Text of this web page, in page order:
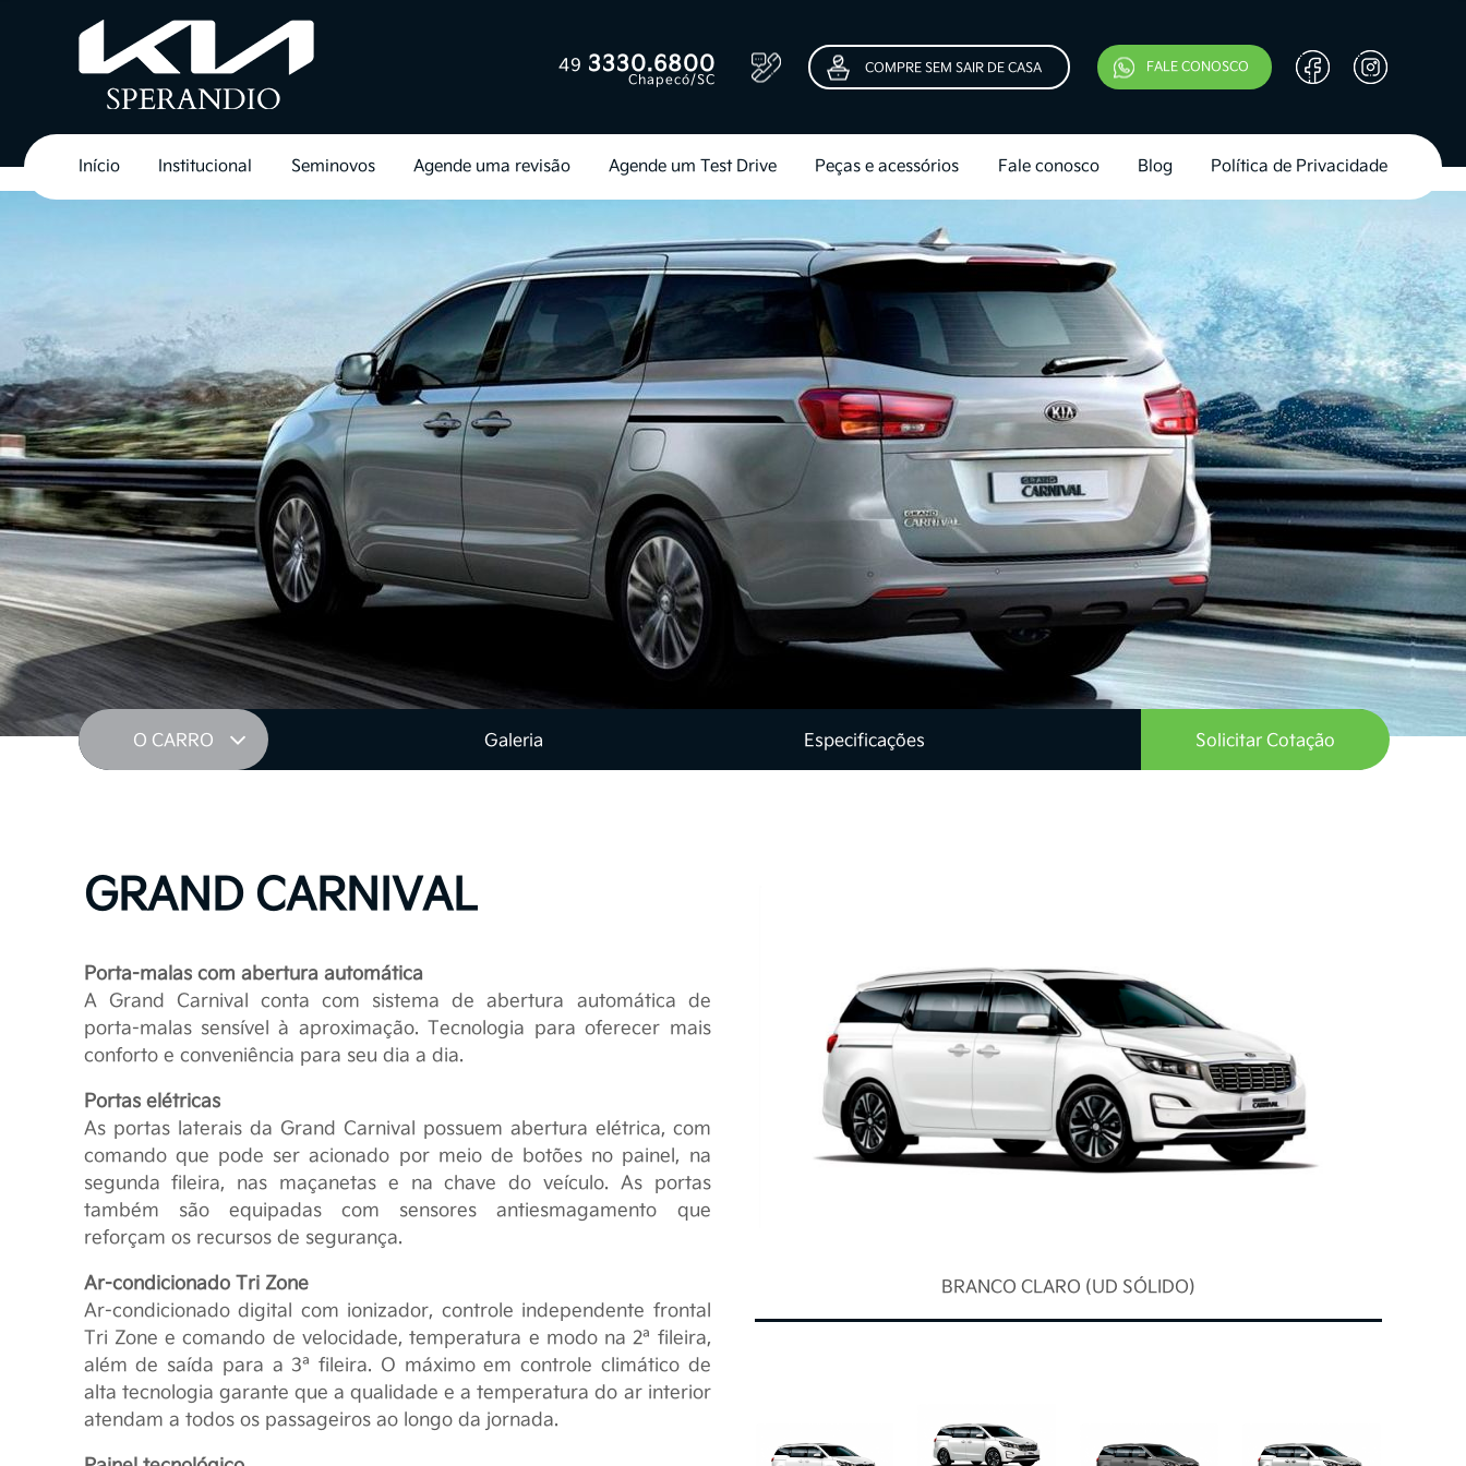
49 3330.6800
Chapecó/SC
COMPRE SEM SAIR DE CASA FALE CONOSCO
Início Institucional Seminovos Agende uma revisão Agende um Test Drive Peças e acessórios Fale conosco Blog Política de Privacidade
O CARRO Galeria Especificações Solicitar Cotação
GRAND CARNIVAL
Porta-malas com abertura automática
A Grand Carnival conta com sistema de abertura automática de
porta-malas sensível à aproximação. Tecnologia para oferecer mais
conforto e conveniência para seu dia a dia.
Portas elétricas
As portas laterais da Grand Carnival possuem abertura elétrica, com
comando que pode ser acionado por meio de botões no painel, na
segunda fileira, nas maçanetas e na chave do veículo. As portas
também são equipadas com sensores antiesmagamento que
reforçam os recursos de segurança.
Ar-condicionado Tri Zone
Ar-condicionado digital com ionizador, controle independente frontal
Tri Zone e comando de velocidade, temperatura e modo na 2ª fileira,
além de saída para a 3ª fileira. O máximo em controle climático de
alta tecnologia garante que a qualidade e a temperatura do ar interior
atendam a todos os passageiros ao longo da jornada.
BRANCO CLARO (UD SÓLIDO)
Termos de uso